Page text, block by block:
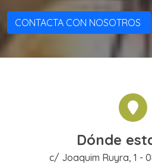
CONTACTA CON NOSOTROS
Dónde
c/ Joaquim Ruyra, 1 -